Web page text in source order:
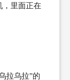
，里面正在
拉乌拉”的